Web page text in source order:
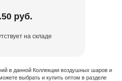
руб.
на складе
в данной Коллекции воздушных шаров и
выбрать и купить оптом в разделе